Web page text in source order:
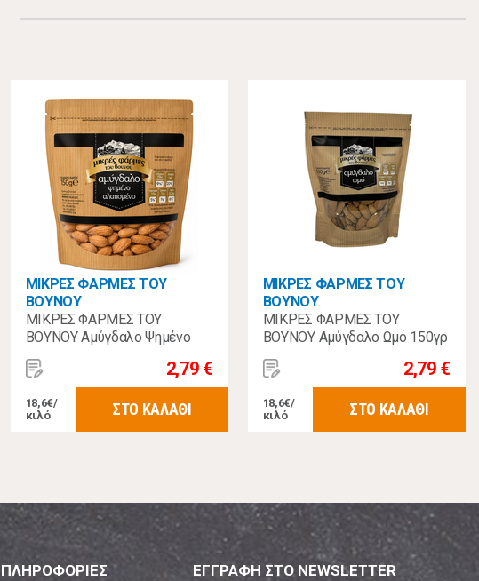
ΜΙΚΡΕΣ ΦΑΡΜΕΣ ΤΟΥ
ΒΟΥΝΟΥ
ΜΙΚΡΕΣ ΦΑΡΜΕΣ ΤΟΥ
ΒΟΥΝΟΥ Αμύγδαλο Ψημένο
Αλατισμένο 150γρ
2,79 €
18,6€/
κιλό
ΣΤΟ ΚΑΛΑΘΙ
ΜΙΚΡΕΣ ΦΑΡΜΕΣ ΤΟΥ
ΒΟΥΝΟΥ
ΜΙΚΡΕΣ ΦΑΡΜΕΣ ΤΟΥ
ΒΟΥΝΟΥ Αμύγδαλο Ωμό 150γρ
2,79 €
18,6€/
κιλό
ΣΤΟ ΚΑΛΑΘΙ
ΠΛΗΡΟΦΟΡΙΕΣ ΕΓΓΡΑΦΗ ΣΤΟ NEWSLETTER